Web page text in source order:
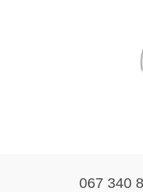
067 340